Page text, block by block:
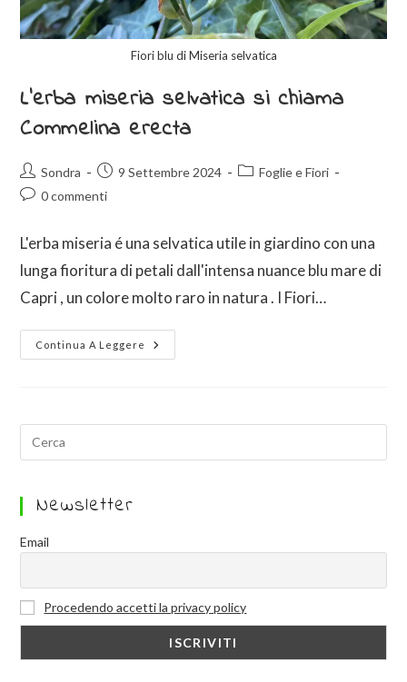
Fiori blu di Miseria selvatica
L’erba miseria selvatica si chiama
Commelina erecta
Sondra 9 Settembre 2024
Foglie e Fiori
0 commenti
L'erba miseria é una selvatica utile in giardino con una
lunga fioritura di petali dall'intensa nuance blu mare di
Capri , un colore molto raro in natura . I Fiori…
Continua A Leggere
Newsletter
Email
Procedendo accetti la privacy policy